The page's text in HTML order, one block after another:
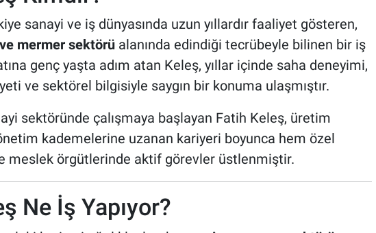
sanayi ve iş dünyasında uzun yıllardır faaliyet gösteren,
mermer sektörüalanında edindiği tecrübeyle bilinen bir iş
genç yaşta adım atan Keleş, yıllar içinde saha deneyimi,
ve sektörel bilgisiyle saygın bir konuma ulaşmıştır.
sektöründe çalışmaya başlayan Fatih Keleş, üretim
kademelerine uzanan kariyeri boyunca hem özel
meslek örgütlerinde aktif görevler üstlenmiştir.
Ne İş Yapıyor?